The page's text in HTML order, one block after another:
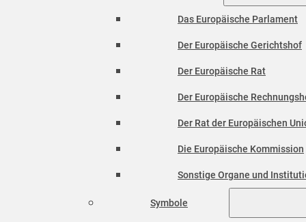
Das Europäische Parlament
Der Europäische Gerichtshof
Der Europäische Rat
Der Europäische
Der Rat der Europäischen
Die Europäische Kommission
Sonstige Organe und
Symbole